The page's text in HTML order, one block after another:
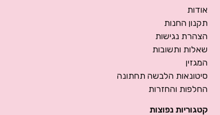
אודות
תקנון החנות
הצהרת נגישות
שאלות ותשובות
המגזין
סיטונאות הלבשה תחתונה
החלפות והחזרות
קטגוריות נפוצות